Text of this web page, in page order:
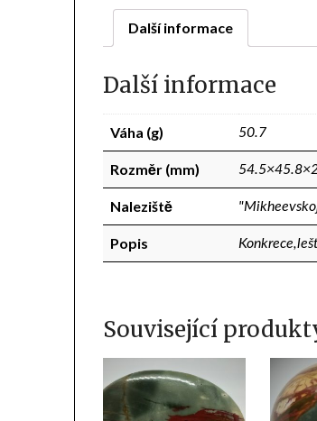
Další informace
Další informace
Váha (g) 50.7
Rozměr (mm)
Naleziště
Popis
Související